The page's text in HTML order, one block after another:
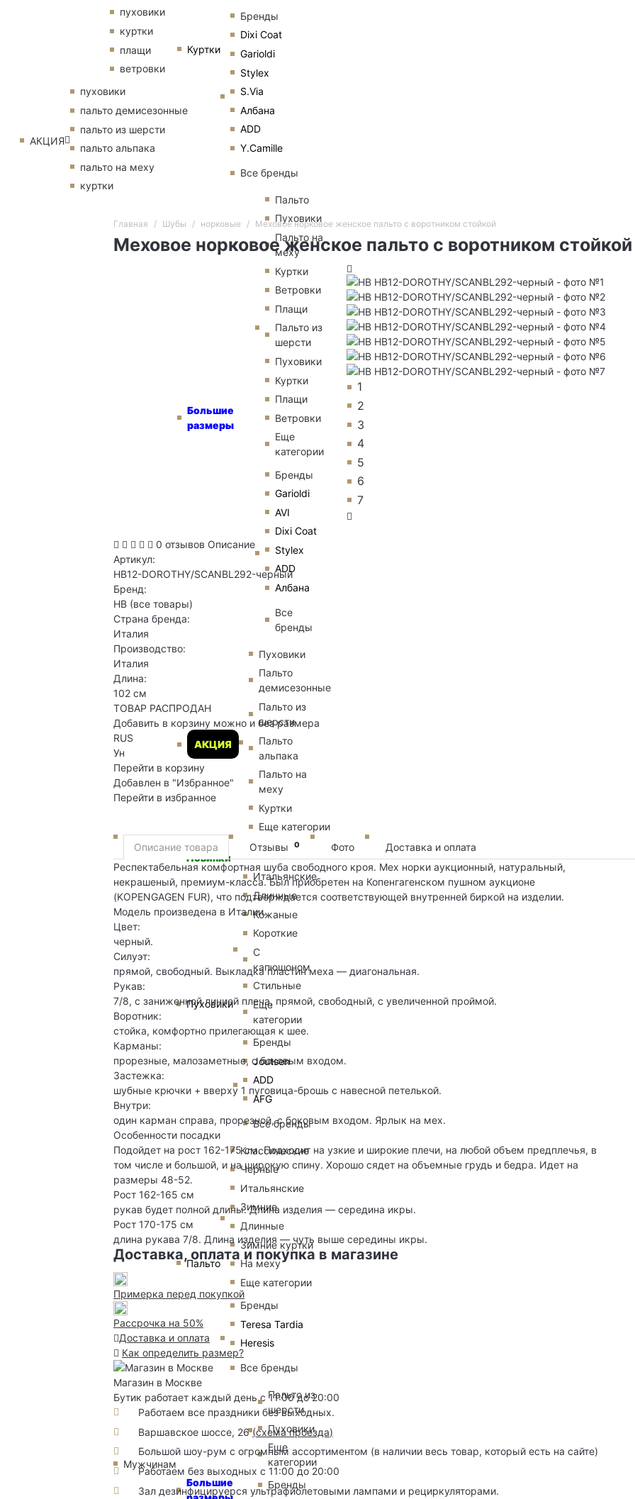
Куртки
Бренды
Dixi Coat
Garioldi
Stylex
S.Via
Албана
ADD
Y.Camille
Все бренды
Большие
размеры
Пальто
Пуховики
Пальто на
меху
Куртки
Ветровки
Плащи
Пальто из
шерсти
Пуховики
Куртки
Плащи
Ветровки
Еще
категории
Бренды
Garioldi
AVI
Dixi Coat
Stylex
ADD
Албана
Все
бренды
АКЦИЯ
Пуховики
Пальто
демисезонные
Пальто из
шерсти
Пальто
альпака
Пальто на
меху
Куртки
Еще категории
Мужчинам
Новинки
Пуховики
Итальянские
Длинные
Кожаные
Короткие
С
капюшоном
Стильные
Еще
категории
Бренды
Joutsen
ADD
AFG
Все бренды
Пальто
Классические
Черные
Итальянские
Зимние
Длинные
Зимние куртки
На меху
Еще категории
Бренды
Teresa Tardia
Heresis
Все бренды
Большие
Пальто из
шерсти
Пуховики
Еще
категории
Бренды
пуховики
куртки
плащи
ветровки
АКЦИЯ
пуховики
пальто демисезонные
пальто из шерсти
пальто альпака
пальто на меху
куртки
Главная Шубы норковые Меховое норковое женское пальто с воротником стойкой
Меховое норковое женское пальто с воротником стойкой
1
2
3
4
5
6
7
0 отзывов Описание
Артикул:
HB12-DOROTHY/SCANBL292-черный
Бренд:
HB (все товары)
Страна бренда:
Италия
Производство:
Италия
Длина:
102 см
ТОВАР РАСПРОДАН
Добавить в корзину можно и без размера
RUS
Ун
Перейти в корзину
Добавлен в "Избранное"
Перейти в избранное
Описание товара Отзывы 0 Фото
Доставка и оплата
Респектабельная комфортная шуба свободного кроя. Мех норки аукционный, натуральный,
некрашеный, премиум-класса. Был приобретен на Копенгагенском пушном аукционе
(KOPENGAGEN FUR), что подтверждается соответствующей внутренней биркой на изделии.
Модель произведена в Италии.
Цвет:
черный.
Силуэт:
прямой, свободный. Выкладка пластин меха — диагональная.
Рукав:
7/8, с заниженной линией плеча, прямой, свободный, с увеличенной проймой.
Воротник:
стойка, комфортно прилегающая к шее.
Карманы:
прорезные, малозаметные, с боковым входом.
Застежка:
шубные крючки + вверху 1 пуговица-брошь с навесной петелькой.
Внутри:
один карман справа, прорезной, с боковым входом. Ярлык на мех.
Особенности посадки
Подойдет на рост 162-175 см. Подходит на узкие и широкие плечи, на любой объем предплечья, в
том числе и большой, и на широкую спину. Хорошо сядет на объемные грудь и бедра. Идет на
размеры 48-52.
Рост 162-165 см
рукав будет полной длины. Длина изделия — середина икры.
Рост 170-175 см
длина рукава 7/8. Длина изделия — чуть выше середины икры.
Доставка, оплата и покупка в магазине
Примерка перед покупкой
Рассрочка на 50%
Доставка и оплата
Как определить размер?
Магазин в Москве
Бутик работает каждый день с 11:00 до 20:00
Работаем все праздники без выходных.
Варшавское шоссе, 26(схема проезда)
Большой шоу-рум с огромным ассортиментом (в наличии весь товар, который есть на сайте)
Работаем без выходных с 11:00 до 20:00
Зал дезинфицируерся ультрафиолетовыми лампами и рециркуляторами.